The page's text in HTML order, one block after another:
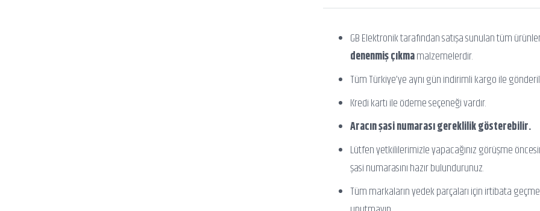
GB Elektronik tarafından satışa sunulan tüm
denenmiş çıkmamalzemelerdir.
Tüm Türkiye’ye aynı gün indirimli kargo ile
Kredi kartı ile ödeme seçeneği vardır.
Aracın şasi numarası gereklilik gösterebilir.
Lütfen yetkililerimizle yapacağınız görüşme
şasi numarasını hazır bulundurunuz.
Tüm markaların yedek parçaları için irtibata